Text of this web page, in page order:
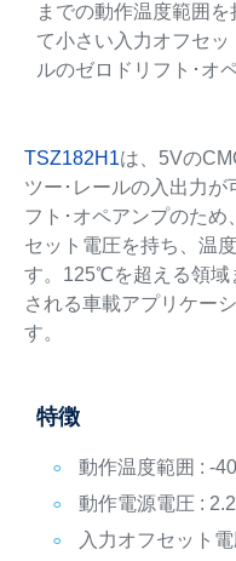
までの動作温度範囲
て小さい入力オフセ
ルのゼロドリフト･オ
TSZ182H1は、5Vの
ツー･レールの入出力が
フト･オペアンプのた
セット電圧を持ち、温
す。125℃を超える領域
される車載アプリケー
す。
特徴
動作温度範囲 : -
動作電源電圧 :
入力オフセット